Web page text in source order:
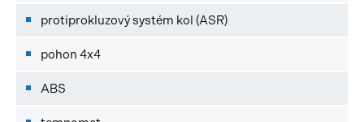
protiprokluzový systém kol (ASR)
pohon 4x4
ABS